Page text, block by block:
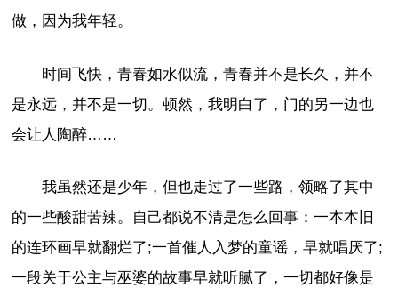
做，因为我年轻。
时间飞快，青春如水似流，青春并不是长久，并不
是永远，并不是一切。顿然，我明白了，门的另一边也
会让人陶醉……
我虽然还是少年，但也走过了一些路，领略了其中
的一些酸甜苦辣。自己都说不清是怎么回事：一本本旧
的连环画早就翻烂了;一首催人入梦的童谣，早就唱厌了;
一段关于公主与巫婆的故事早就听腻了，一切都好像是